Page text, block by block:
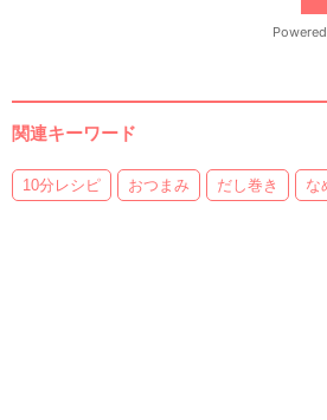
関連キーワード
10分レシピ おつまみ だし巻き な